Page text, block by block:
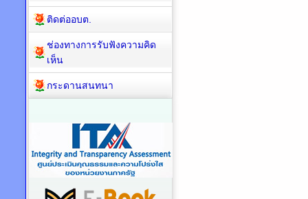
ติดต่ออบต.
ช่องทางการรับฟังความคิด
เห็น
กระดานสนทนา